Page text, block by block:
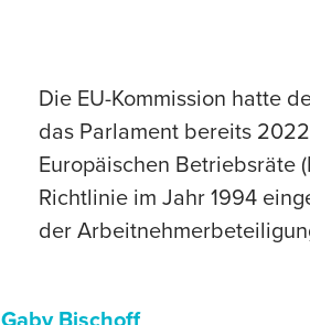
Die EU-Kommission hatte
das Parlament bereits
Europäischen Betriebsräte
Richtlinie im Jahr 1994
der